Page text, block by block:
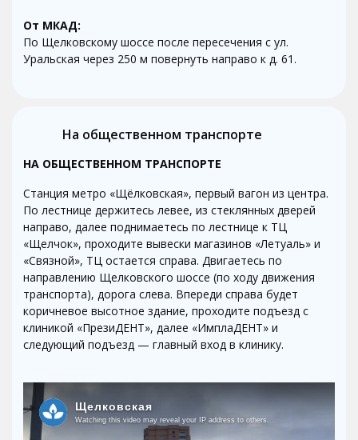
От МКАД:
По Щелковскому шоссе после пересечения с ул.
Уральская через 250 м повернуть направо к д. 61.
На общественном транспорте
НА ОБЩЕСТВЕННОМ ТРАНСПОРТЕ
Станция метро «Щёлковская», первый вагон из центра.
По лестнице держитесь левее, из стеклянных дверей
направо, далее поднимаетесь по лестнице к ТЦ
«Щелчок», проходите вывески магазинов «Летуаль» и
«Связной», ТЦ остается справа. Двигаетесь по
направлению Щелковского шоссе (по ходу движения
транспорта), дорога слева. Впереди справа будет
коричневое высотное здание, проходите подъезд с
клиникой «ПрезиДЕНТ», далее «ИмплаДЕНТ» и
следующий подъезд — главный вход в клинику.